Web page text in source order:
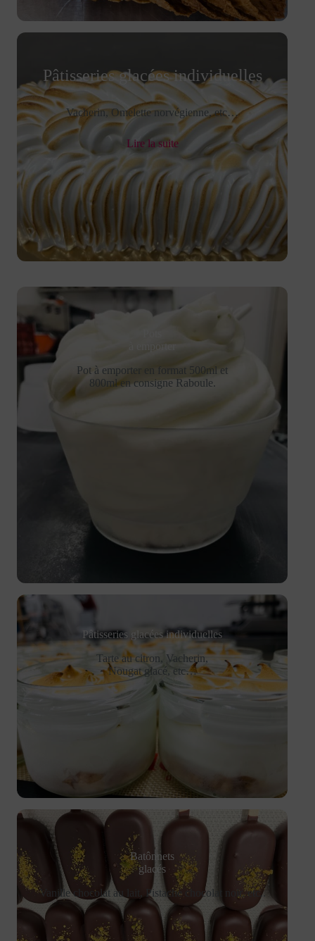
Pâtisseries glacées individuelles
Vacherin, Omelette norvégienne, etc…
Lire la suite
à emporter
Pot à emporter en format 500ml et
800ml en consigne Raboule.
Pâtisseries glacées individuelles
Tarte au citron, Vacherin,
Nougat glacé, etc…
Batônnets
glacés
Vanille chocolat au lait, Pistache chocolat noir, etc..